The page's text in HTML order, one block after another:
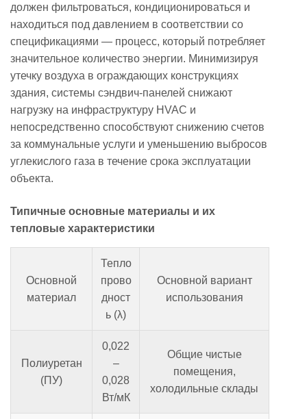
должен фильтроваться, кондиционироваться и
находиться под давлением в соответствии со
спецификациями — процесс, который потребляет
значительное количество энергии. Минимизируя
утечку воздуха в ограждающих конструкциях
здания, системы сэндвич-панелей снижают
нагрузку на инфраструктуру HVAC и
непосредственно способствуют снижению счетов
за коммунальные услуги и уменьшению выбросов
углекислого газа в течение срока эксплуатации
объекта.
Типичные основные материалы и их
тепловые характеристики
Основной
материал
Тепло
прово
дност
ь (λ)
Основной вариант
использования
Полиуретан
(ПУ)
0,022
–
0,028
Вт/мК
Общие чистые
помещения,
холодильные склады